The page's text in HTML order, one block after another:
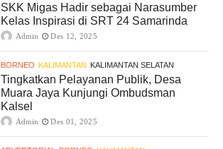
SKK Migas Hadir sebagai Narasumber
Kelas Inspirasi di SRT 24 Samarinda
Admin Des 12, 2025
BORNEO KALIMANTAN KALIMANTAN SELATAN
Tingkatkan Pelayanan Publik, Desa
Muara Jaya Kunjungi Ombudsman
Kalsel
Admin Des 01, 2025